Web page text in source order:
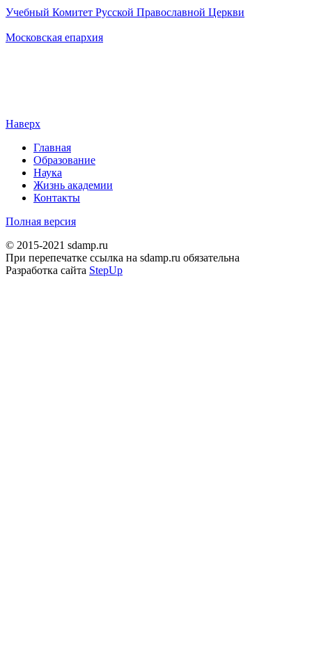
Учебный Комитет Русской Православной Церкви
Московская епархия
Наверх
Главная
Образование
Наука
Жизнь академии
Контакты
Полная версия
© 2015-2021 sdamp.ru
При перепечатке ссылка на sdamp.ru обязательна
Разработка сайта StepUp